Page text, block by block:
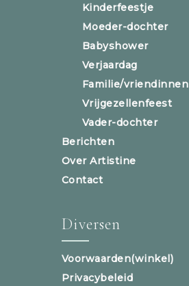
Kinderfeestje
Moeder-dochter
Babyshower
Verjaardag
Familie/vriendinnen
Vrijgezellenfeest
Vader-dochter
Berichten
Over Artistine
Contact
Diversen
Voorwaarden(winkel)
Privacybeleid